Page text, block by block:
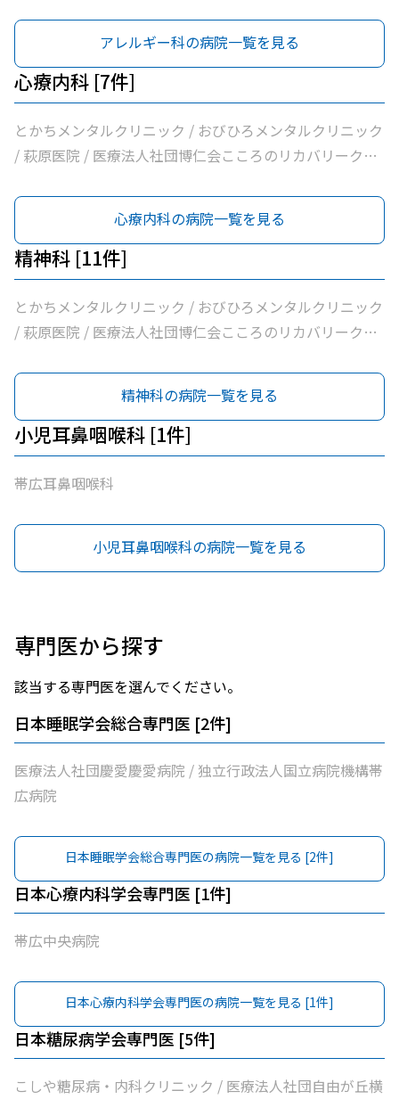
アレルギー科の病院一覧を見る
心療内科 [7件]
とかちメンタルクリニック / おびひろメンタルクリニック
/ 萩原医院 / 医療法人社団博仁会こころのリカバリークリ
心療内科
心療内科の病院一覧を見る
精神科 [11件]
とかちメンタルクリニック / おびひろメンタルクリニック
/ 萩原医院 / 医療法人社団博仁会こころのリカバリークリ
帯広厚生病院 / 大和田心療内科 / 社会福祉法人北海道社会
事業協会帯広病院 / 医療法人社団博仁会大江病院 / とかち
の森心療内科 / 独立行政法人国立病院機構帯広病院
精神科の病院一覧を見る
小児耳鼻咽喉科 [1件]
帯広耳鼻咽喉科
小児耳鼻咽喉科の病院一覧を見る
専門医から探す
該当する専門医を選んでください。
日本睡眠学会総合専門医 [2件]
医療法人社団慶愛慶愛病院 / 独立行政法人国立病院機構帯
広病院
日本睡眠学会総合専門医の病院一覧を見る [2件]
日本心療内科学会専門医 [1件]
帯広中央病院
日本心療内科学会専門医の病院一覧を見る [1件]
日本糖尿病学会専門医 [5件]
こしや糖尿病・内科クリニック / 医療法人社団自由が丘横